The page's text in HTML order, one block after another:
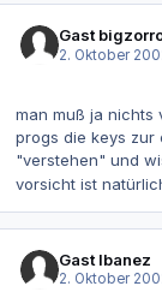
Gast
2. Oktober
man muß ja nichts
progs die keys zur
"verstehen" und
vorsicht ist
Gast Ibanez
2. Oktober